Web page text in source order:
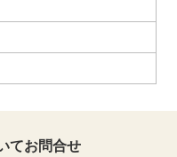
てお問合せ